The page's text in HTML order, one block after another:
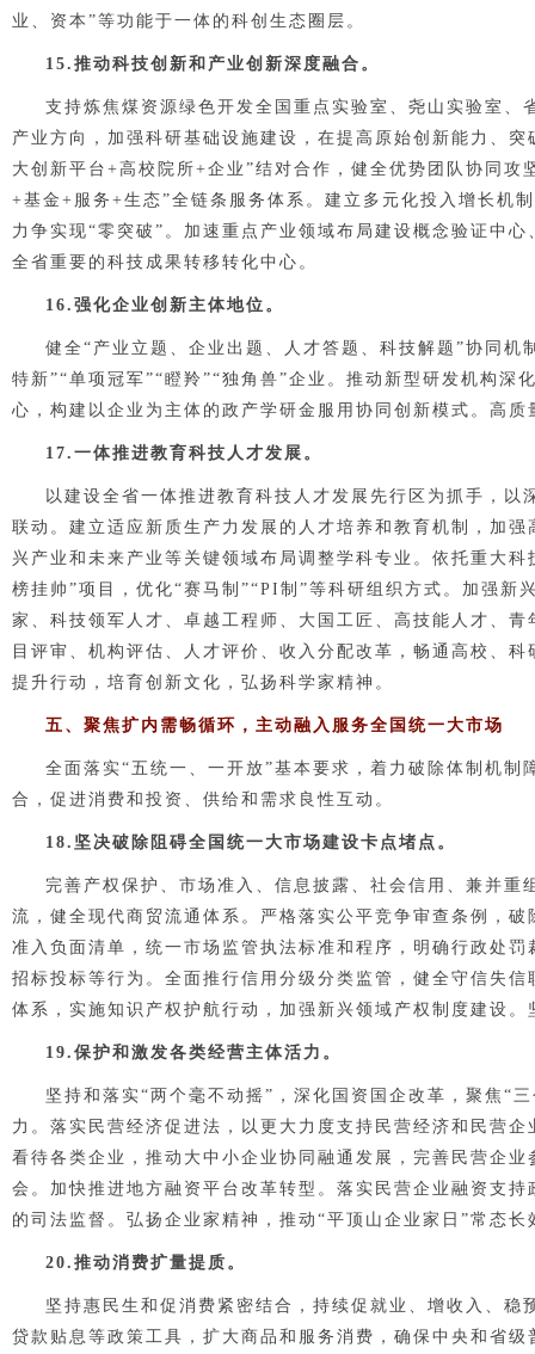
业、资本”等功能于一体的科创生态圈层。
15.推动科技创新和产业创新深度融合。
支持炼焦煤资源绿色开发全国重点实验室、尧山实验室
产业方向，加强科研基础设施建设，在提高原始创新能力、
大创新平台+高校院所+企业”结对合作，健全优势团队协同
+基金+服务+生态”全链条服务体系。建立多元化投入增长机
力争实现“零突破”。加速重点产业领域布局 建设概念验证中心
全省重要的科技成果转移转化中心。
16.强化企业创新主体地位。
健全“产业立题、企业出题、
人才答题、科技解题”协同机
特新”“单项冠军”“瞪羚”“独角兽”企业。推动新型研发机构
心，构建以企业为主体的政产学研金服用协同创新模式。高
17.一体推进教育科技人才发展。
以建设全省一体推进教育科技人才发展先行区为抓手，
联动。建立适应新质生产力发展的人才培养和教育机制，加
兴产业和未来产业等关键领域布局调整学科专业。依托重大
榜挂帅”项目，优化“赛马制”“PI制”等科研组织方式。加强
家、科技领军人才、卓越工程师、大国工匠、高技能人才、
目评审、机构评估、人才评价、收入分配改革，畅通高校、
提升行动，培育创新文化，弘扬科学家精神。
五、聚焦扩内需畅循环，主动融入服务全国统一大市场
全面落实“五统一、一开放”基本要求，着力破除体制机
合，促进消费和投资、供给和需求良性互动。
18.坚决破除阻碍全国统一大市场建设卡点堵点。
完善产权保护、市场准入、信息披露、社会信用、兼并
流，健全现代商贸流通体系。严格落实公平竞争审查条例，
准入负面清单，统一市场监管执法标准和程序，明确行政处
招标投标等行为。全面推行信用分级分类监管，健全守信失信
体系，实施知识产权护航行动，加强新兴领域产权制度建设
19.保护和激发各类经营主体活力。
坚持和落实“两个毫不动摇”，深化国资国企改革，聚焦“
力。落实民营经济促进法，以更大力度支持民营经济和民营
看待各类企业，推动大中小企业协同融通发展，完善民营企
会。加快推进地方融资平台改革转型。落实民营企业融资支
的司法监督。弘扬企业家精神，推动“平顶山企业家日”常态
20.推动消费扩量提质。
坚持惠民生和促消费紧密结合，持续促就业、增收入、
贷款贴息等政策工具，扩大商品和服务消费，确保中央和省